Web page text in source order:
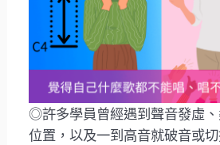
◎許多學員曾經遇到聲音發虛
位置，以及一到高音就破音或